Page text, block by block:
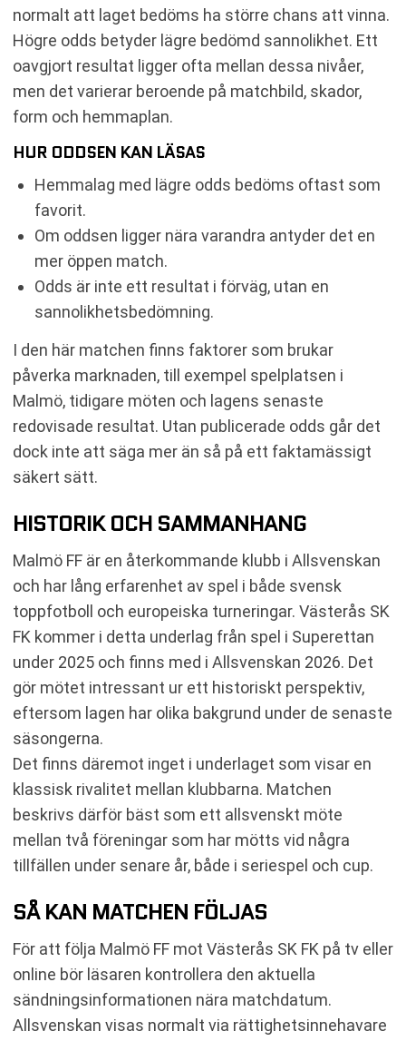
normalt att laget bedöms ha större chans att vinna.
Högre odds betyder lägre bedömd sannolikhet. Ett
oavgjort resultat ligger ofta mellan dessa nivåer,
men det varierar beroende på matchbild, skador,
form och hemmaplan.
HUR ODDSEN KAN LÄSAS
Hemmalag med lägre odds bedöms oftast som
favorit.
Om oddsen ligger nära varandra antyder det en
mer öppen match.
Odds är inte ett resultat i förväg, utan en
sannolikhetsbedömning.
I den här matchen finns faktorer som brukar
påverka marknaden, till exempel spelplatsen i
Malmö, tidigare möten och lagens senaste
redovisade resultat. Utan publicerade odds går det
dock inte att säga mer än så på ett faktamässigt
säkert sätt.
HISTORIK OCH SAMMANHANG
Malmö FF är en återkommande klubb i Allsvenskan
och har lång erfarenhet av spel i både svensk
toppfotboll och europeiska turneringar. Västerås SK
FK kommer i detta underlag från spel i Superettan
under 2025 och finns med i Allsvenskan 2026. Det
gör mötet intressant ur ett historiskt perspektiv,
eftersom lagen har olika bakgrund under de senaste
säsongerna.
Det finns däremot inget i underlaget som visar en
klassisk rivalitet mellan klubbarna. Matchen
beskrivs därför bäst som ett allsvenskt möte
mellan två föreningar som har mötts vid några
tillfällen under senare år, både i seriespel och cup.
SÅ KAN MATCHEN FÖLJAS
För att följa Malmö FF mot Västerås SK FK på tv eller
online bör läsaren kontrollera den aktuella
sändningsinformationen nära matchdatum.
Allsvenskan visas normalt via rättighetsinnehavare